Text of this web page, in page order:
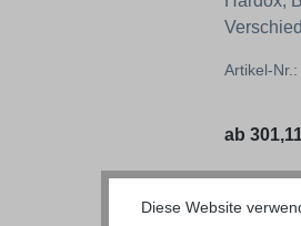
Artikel-
ab
Diese Website